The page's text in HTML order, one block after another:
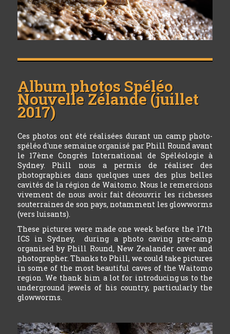
Album photos Spéléo
Nouvelle Zélande (juillet
2017)
Ces photos ont été réalisées durant un camp photo-
spéléo d'une semaine organisé par Phill Round avant
le 17ème Congrès International de Spéléologie à
Sydney. Phill nous a permis de réaliser des
photographies dans quelques unes des plus belles
cavités de la région de Waitomo. Nous le remercions
vivement de nous avoir fait découvrir les richesses
souterraines de son pays, notamment les glowworms
(vers luisants).
These pictures were made one week before the 17th
ICS in Sydney, during a photo caving pre-camp
organised by Phill Round, New Zealander caver and
photographer. Thanks to Phill, we could take pictures
in some of the most beautiful caves of the Waitomo
region. We thank him a lot for introducing us to the
underground jewels of his country, particularly the
glowworms.